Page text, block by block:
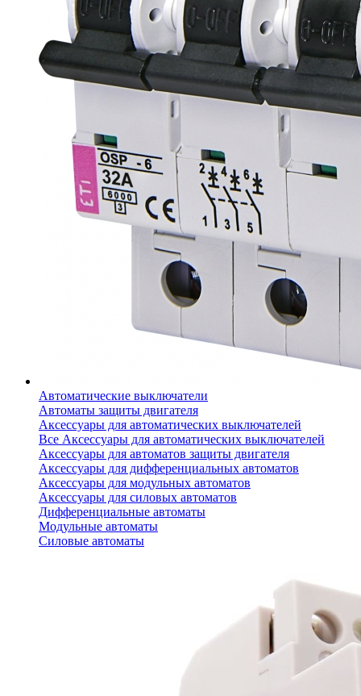
Автоматические выключатели
Автоматы защиты двигателя
Аксессуары для автоматических выключателей
Все Аксессуары для автоматических выключателей
Аксессуары для автоматов защиты двигателя
Аксессуары для дифференциальных автоматов
Аксессуары для модульных автоматов
Аксессуары для силовых автоматов
Дифференциальные автоматы
Модульные автоматы
Силовые автоматы